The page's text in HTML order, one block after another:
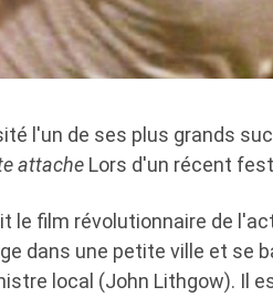
l'un de ses plus grands
attache Lors d'un récent
le film révolutionnaire de
dans une petite ville et se
local (John Lithgow). Il